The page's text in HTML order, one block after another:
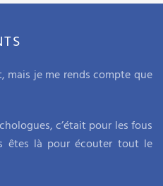
mais je me rends compte que
c’était pour les fous
êtes là pour écouter tout le